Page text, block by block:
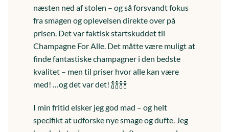
næsten ned af stolen – og så forsvandt fokus
fra smagen og oplevelsen direkte over på
prisen. Det var faktisk startskuddet til
Champagne For Alle. Det måtte være muligt at
finde fantastiske champagner i den bedste
kvalitet – men til priser hvor alle kan være
med! …og det var det! 🍾🍾🍾🍾
I min fritid elsker jeg god mad – og helt
specifikt at udforske nye smage og dufte. Jeg